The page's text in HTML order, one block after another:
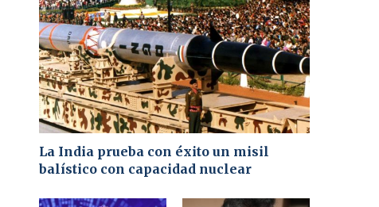
La India prueba con éxito un misil
balístico con capacidad nuclear